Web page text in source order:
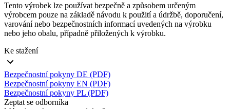
Tento výrobek lze používat bezpečně a způsobem určeným
výrobcem pouze na základě návodu k použití a údržbě, doporučení,
varování nebo bezpečnostních informací uvedených na výrobku
nebo jeho obalu, případně přiložených k výrobku.
Ke stažení
Bezpečnostní pokyny DE (PDF)
Bezpečnostní pokyny EN (PDF)
Bezpečnostní pokyny PL (PDF)
Zeptat se odborníka